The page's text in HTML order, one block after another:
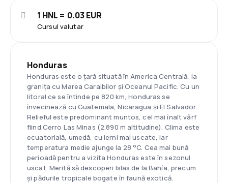
Cursul valutar
1 HNL = 0.03 EUR
Honduras
Honduras este o țară situată în America Centrală, la
granița cu Marea Caraibilor și Oceanul Pacific. Cu un
litoral ce se întinde pe 820 km, Honduras se
învecinează cu Guatemala, Nicaragua și El Salvador.
Relieful este predominant muntos, cel mai înalt vârf
fiind Cerro Las Minas (2.890 m altitudine). Clima este
ecuatorială, umedă, cu ierni mai uscate, iar
temperatura medie ajunge la 28 °C. Cea mai bună
perioadă pentru a vizita Honduras este în sezonul
uscat. Merită să descoperi Islas de la Bahía, precum
și pădurile tropicale bogate în faună exotică.